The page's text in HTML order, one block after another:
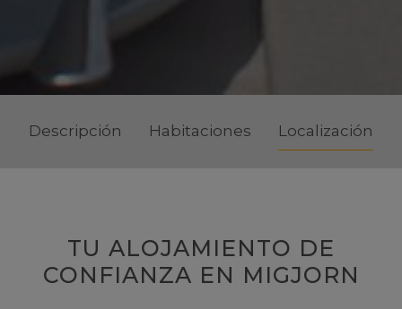
Descripción Habitaciones Localización
TU ALOJAMIENTO DE
CONFIANZA EN MIGJORN